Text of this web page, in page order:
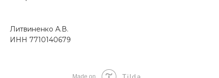
Литвиненко А.В.
ИНН 7710140679